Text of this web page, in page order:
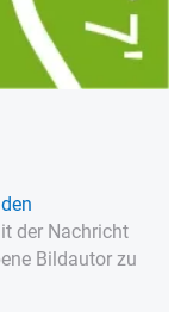
der Nachricht
Bildautor zu